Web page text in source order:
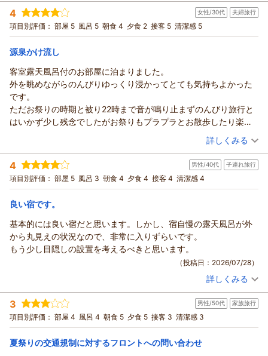
4 女性/30代 夫婦旅行
項目別評価： 部屋 5 風呂 5 朝食 4 夕食 2 接客 5 清潔感 5
源泉かけ流し
客室露天風呂付のお部屋に泊まりました。
外を眺めながらのんびりゆっくり浸かってとても気持ちよかった
です。
ただお祭りの時期と被り22時まで音が鳴り止まずのんびり旅行と
はいかず少し残念でしたがお祭りもプラプラとお散歩したり楽し
畳張りの落ち着いた旅館でとても良かったです
（投稿日：2026/08/02）
宿泊時期： 2026年07月宿泊 (夫婦旅行)
投稿者： 蓮さん(女性/30代)
宿泊プラン： 期間限定★直前！大幅割引【温泉付離れ｜美松亭】スタンダー
ド≪和≫｜個室食
和洋室 朝・夕 朝/個室利用 夕/個室利用
宿泊価格帯：
詳しくみる
4 男性/40代 子連れ旅行
項目別評価： 部屋 5 風呂 3 朝食 4 夕食 4 接客 4 清潔感 4
良い宿です。
基本的には良い宿だと思います。しかし、宿自慢の露天風呂が外
から丸見えの状況なので、非常に入りずらいです。
もう少し目隠しの設置を考えるべきと思います。
（投稿日：2026/07/28）
投稿者： レオンさん(男性/40代)
宿泊プラン： 期間限定★直前！大幅割引【温泉付離れ｜美松亭】スタンダー
ド≪和≫｜個室食
和洋室 朝・夕 朝/個室利用 夕/個室利用
宿泊価格帯： 30,001円以上(大人一人あたり/税込)
詳しくみる
3 男性/50代 家族旅行
項目別評価： 部屋 4 風呂 4 朝食 5 夕食 5 接客 3 清潔感 3
夏祭りの交通規制に対するフロントへの問い合わせ